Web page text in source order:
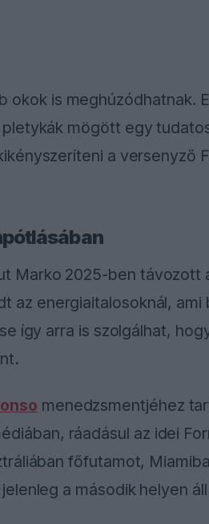
okok is meghúzódhatnak.
mögött egy
a versenyző
Marko 2025-ben távozott
az energiaitalosoknál, ami
így arra is szolgálhat,
menedzsmentjéhez
ráadásul az idei
főfutamot,
a második helyen